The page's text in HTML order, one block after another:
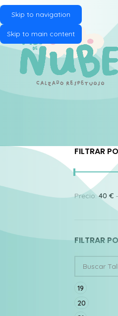
Skip to navigation
Skip to main content
FILTRAR
Precio:40 €
FILTRAR
19
20